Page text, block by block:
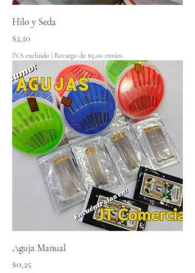
Hilo y Seda
Precio
$2,10
IVA excluido Recargo de $5,00 envíos
Aguja Manual
Precio
$0,25